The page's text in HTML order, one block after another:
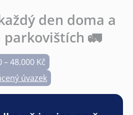
den doma a
parkovištích 🚛
– 48.000 Kč
úvazek